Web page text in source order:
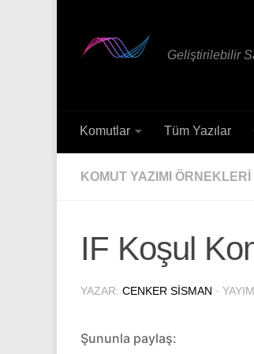
Geliştirilebilir
Komutlar Tüm Yazılar
KOMUT YAZIMI ÖRNEKLERI
IF Koşul
YAZAR: CENKER SISMAN ·
Şununla paylaş: